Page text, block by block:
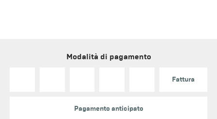
Modalità di pagamento
Fattura
Pagamento anticipato